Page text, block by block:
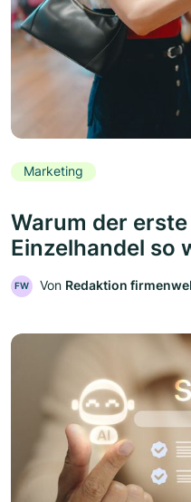
Marketing
Warum der
Einzelhandel so
FW Von Redaktion